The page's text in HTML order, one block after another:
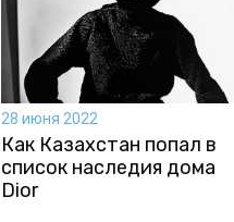
28 июня 2022
Как Казахстан попал в
список наследия дома
Dior